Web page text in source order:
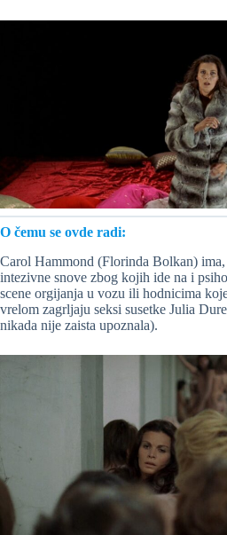
O čemu se ovde radi:
Carol Hammond (Florinda Bolkan) ima,
intezivne snove zbog kojih ide na i
scene orgijanja u vozu ili hodnicima
vrelom zagrljaju seksi susetke Julia
nikada nije zaista upoznala).